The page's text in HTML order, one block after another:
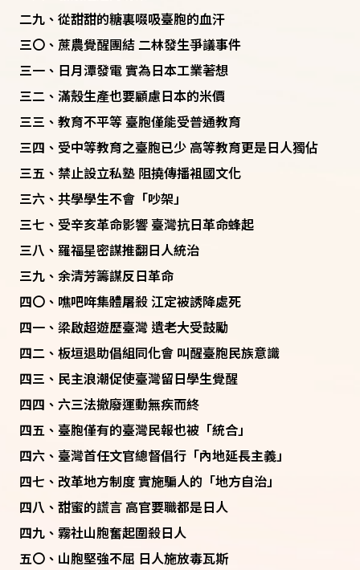
二九、從甜甜的糖裏啜吸臺胞的血汗
三〇、蔗農覺醒團結 二林發生爭議事件
三一、日月潭發電 實為日本工業著想
三二、滿殼生產也要顧慮日本的米價
三三、教育不平等 臺胞僅能受普通教育
三四、受中等教育之臺胞已少 高等教育更是日人獨佔
三五、禁止設立私塾 阻撓傳播袓國文化
三六、共學學生不會「吵架」
三七、受辛亥革命影響 臺灣抗日革命蜂起
三八、羅福星密謀推翻日人統治
三九、余清芳籌謀反日革命
四〇、噍吧哖集體屠殺 江定被誘降處死
四一、梁啟超遊歷臺灣 遺老大受鼓勵
四二、板垣退助倡組同化會 叫醒臺胞民族意識
四三、民主浪潮促使臺灣留日學生覺醒
四四、六三法撤廢運動無疾而終
四五、臺胞僅有的臺灣民報也被「統合」
四六、臺灣首任文官總督倡行「內地延長主義」
四七、改革地方制度 實施騙人的「地方自治」
四八、甜蜜的謊言 高官要職都是日人
四九、霧社山胞奮起圍殺日人
五〇、山胞堅強不屈 日人施放毒瓦斯